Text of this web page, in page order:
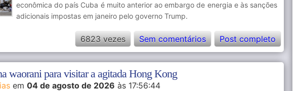
econômica do país Cuba é muito anterior ao embargo de energia e às sanções
adicionais impostas em janeiro pelo governo Trump.
Post completo
Sem comentários
6823 vezes
waorani para visitar a agitada Hong Kong
em 04 de agosto de 2026 às 17:56:44